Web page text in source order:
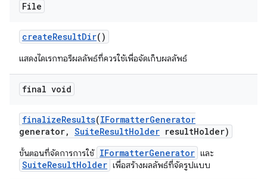
File
createResultDir()
แสดงไดเรกทอรีผลลัพธ์ที่ควรใช้เพื่อจัดเก็บผลลัพธ์
final void
finalizeResults(IFormatterGenerator
generator, SuiteResultHolder resultHolder)
ขั้นตอนที่จัดการการใช้ IFormatterGenerator และ
SuiteResultHolder เพื่อสร้างผลลัพธ์ที่จัดรูปแบบ